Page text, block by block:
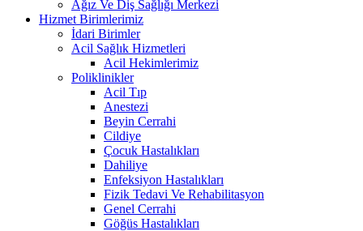
Ağız Ve Diş Sağlığı Merkezi
Hizmet Birimlerimiz
İdari Birimler
Acil Sağlık Hizmetleri
Acil Hekimlerimiz
Poliklinikler
Acil Tıp
Anestezi
Beyin Cerrahi
Cildiye
Çocuk Hastalıkları
Dahiliye
Enfeksiyon Hastalıkları
Fizik Tedavi Ve Rehabilitasyon
Genel Cerrahi
Göğüs Hastalıkları